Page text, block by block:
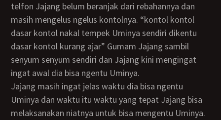
telfon Jajang belum beranjak dari rebahannya dan
masih mengelus ngelus kontolnya. “kontol kontol
dasar kontol nakal tempek Uminya sendiri dikentu
dasar kontol kurang ajar” Gumam Jajang sambil
senyum senyum sendiri dan Jajang kini mengingat
ingat awal dia bisa ngentu Uminya.
Jajang masih ingat jelas waktu dia bisa ngentu
Uminya dan waktu itu waktu yang tepat Jajang bisa
melaksanakan niatnya untuk bisa mengentu Uminya.